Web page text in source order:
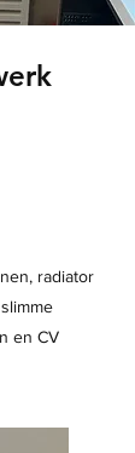
radiator
en CV